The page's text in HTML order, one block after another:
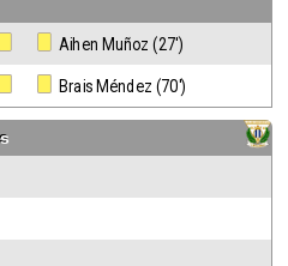
Aihen Muñoz (27')
Brais Méndez (70')